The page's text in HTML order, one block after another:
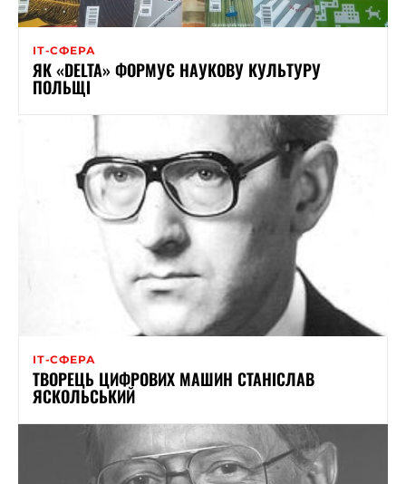
ІТ-СФЕРА
ЯК «DELTA» ФОРМУЄ НАУКОВУ КУЛЬТУРУ
ПОЛЬЩІ
ІТ-СФЕРА
ТВОРЕЦЬ ЦИФРОВИХ МАШИН СТАНІСЛАВ
ЯСКОЛЬСЬКИЙ